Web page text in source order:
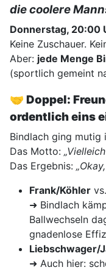
die coolere
Donnerstag, 20:00
Keine Zuschauer.
Aber: jede Menge
(sportlich gemeint
🤝 Doppel:
ordentlich eins
Bindlach ging mutig
Das Motto:
Das Ergebnis:
Frank/Köhler vs.
➜ Bindlach
Ballwechseln
gnadenlose
Liebschwager/
➜ Auch hier: